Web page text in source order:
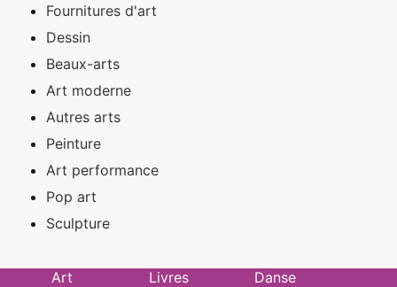
Fournitures d'art
Dessin
Beaux-arts
Art moderne
Autres arts
Peinture
Art performance
Pop art
Sculpture
Art Livres Danse